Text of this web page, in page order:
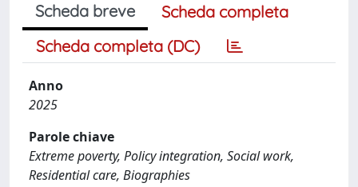
Scheda breve
Scheda completa
Scheda completa (DC)
Anno
2025
Parole chiave
Extreme poverty, Policy integration, Social work,
Residential care, Biographies